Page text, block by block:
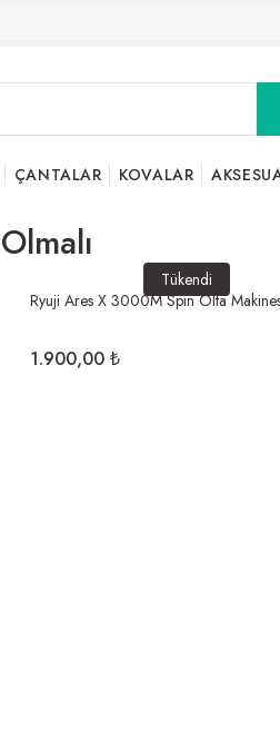
ÇANTALAR KOVALAR
Tükendi
Ryuji Ares X 3000M Spin Olta
1.900,00 ₺